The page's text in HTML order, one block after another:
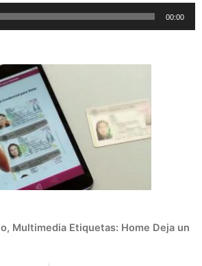
00:00
, Multimedia Etiquetas: Home Deja un